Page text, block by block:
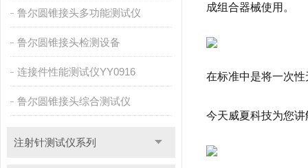
鲁尔圆锥接头多功能测试仪
鲁尔圆锥接头检测设备
连接件性能测试仪YY0916
鲁尔圆锥接头综合测试仪
注射针测试仪系列
成组合器械使用。
在标准中是将一次
今天威夏科技为您讲